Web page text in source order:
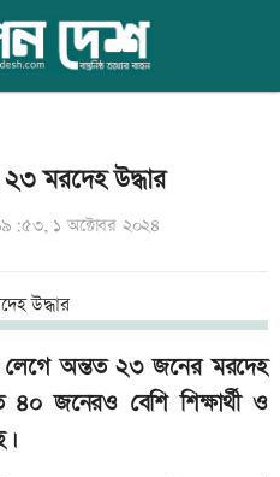
মরদেহ উদ্ধার
১ অক্টোবর ২০২৪
লেগে অন্তত ২৩ জনের মরদেহ
৪০ জনেরও বেশি শিক্ষার্থী ও